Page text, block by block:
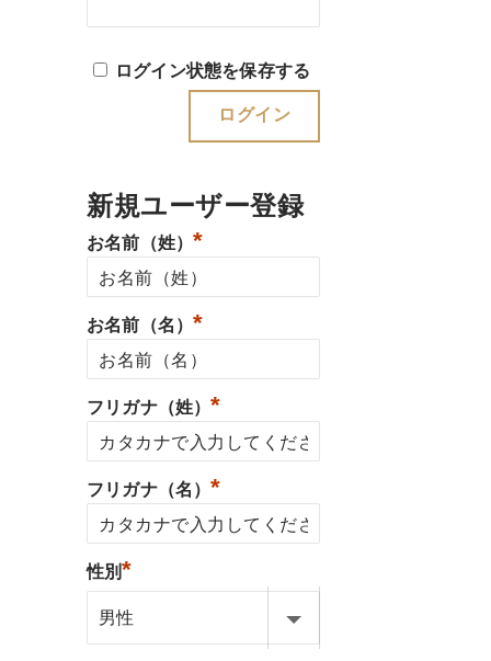
ログイン状態を保存する
新規ユーザー登録
お名前（姓）*
お名前（名）*
フリガナ（姓）*
フリガナ（名）*
性別*